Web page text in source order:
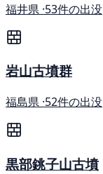
福井県 ·53件の出没
岩山古墳群
福島県 ·52件の出没
黒部銚子山古墳